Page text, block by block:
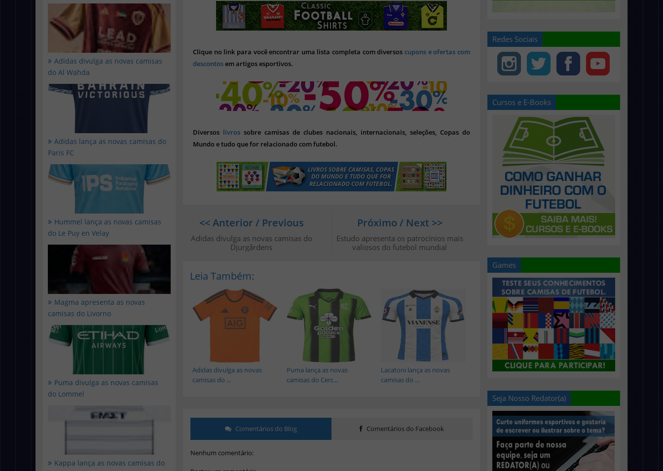
Adidas divulga as novas camisas
do Al Wahda
Adidas lança as novas camisas do
Paris FC
Hummel lança as novas camisas
do Le Puy en Velay
Magma apresenta as novas
camisas do Livorno
Puma divulga as novas camisas
do Lommel
Kappa lança as novas camisas do
Clique no link para você encontrar uma lista completa com diversoscupons e ofertas com
descontosem artigos esportivos.
Diversos livros sobre camisas de clubes nacionais, internacionais, seleções, Copas do
Mundo e tudo que for relacionado com futebol.
Próximo / Next >>
Estudo apresenta os patrocínios mais
valiosos do futebol mundial
<< Anterior / Previous
Adidas divulga as novas camisas do
Djurgårdens
Leia Também:
Lacatoni lança as novas
camisas do ...
Puma lança as novas
camisas do Cerc...
Adidas divulga as novas
camisas do ...
Comentários do Blog Comentários do Facebook
Nenhum comentário:
Redes Sociais
Cursos e E-Books
Games
Seja Nosso Redator(a)